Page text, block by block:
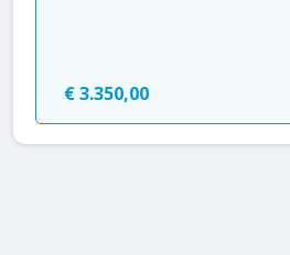
€ 3.350,00